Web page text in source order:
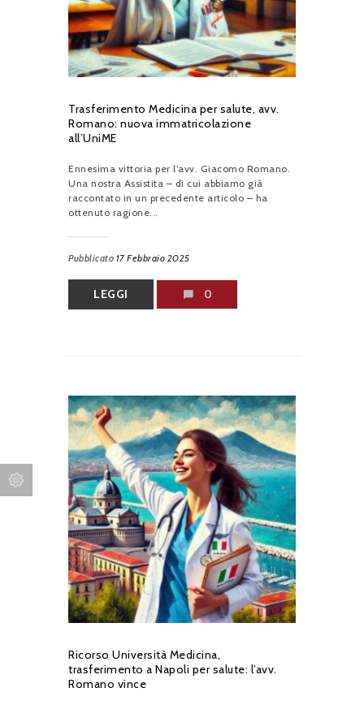
Trasferimento Medicina per salute, avv.
Romano: nuova immatricolazione
all’UniME
Ennesima vittoria per l’avv. Giacomo Romano.
Una nostra Assistita – di cui abbiamo già
raccontato in un precedente articolo – ha
ottenuto ragione...
Pubblicato 17 Febbraio 2025
LEGGI 0
Ricorso Università Medicina,
trasferimento a Napoli per salute: l’avv.
Romano vince